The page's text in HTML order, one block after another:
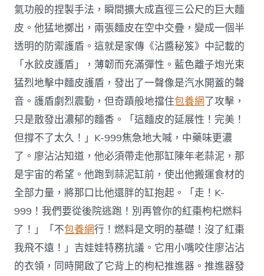
氣功般的捏製手法，瞬間擴大成直徑三公尺的巨大麵
皮。他猛地擲出，兩張麵皮在空中交疊，變成一個半
透明的防禦護盾。這就是家傳《沾醬秘笈》中記載的
「水餃皮護盾」，薄韌而充滿彈性。藍色離子炮光束
猛烈地擊中麵皮護盾，發出了一聲像是汽水開蓋的聲
音。護盾劇烈震動，但奇蹟般地擋住包養網了攻擊，
只是散發出濃郁的麵香。「這麵皮的延展性！完美！
但撐不了太久！」K-999焦急地大喊，中藥味更濃
了。廖沾沾知道，他必須帶走他那缸陳年老蒜泥，那
是宇宙的希望。他跑到蒜泥缸前，使出他搬運食材的
全部力量，將那口比他還胖的缸抱起。「走！K-
999！我們要從後院逃跑！別再管你的紅棗枸杞燃料
了！」「不包養網行！燃料是文明的基礎！沒了紅棗
我飛不遠！」吉娃娃特務抗議。它用小嘴咬住廖沾沾
的衣領，同時開啟了它背上的枸杞推進器。推進器發